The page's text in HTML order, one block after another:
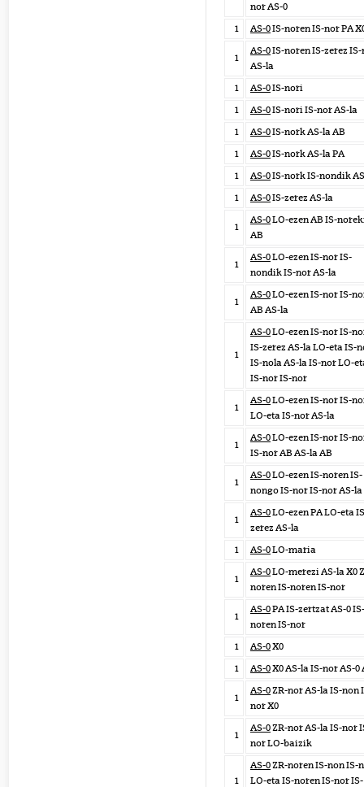
nor AS-0
1
AS-0IS-noren IS-nor PA
1
AS-0IS-noren IS-zerez
AS-la
1
AS-0IS-nori
1
AS-0IS-nori IS-nor AS-la
1
AS-0IS-nork AS-la AB
1
AS-0IS-nork AS-la PA
1
AS-0IS-nork IS-nondik
1
AS-0IS-zerez AS-la
1
AS-0LO-ezen AB IS-
AB
1
AS-0LO-ezen IS-nor IS-
nondik IS-nor AS-la
1
AS-0LO-ezen IS-nor IS-
AB AS-la
1
AS-0LO-ezen IS-nor IS-
IS-zerez AS-la LO-eta IS-
IS-nola AS-la IS-nor LO-
IS-nor IS-nor
1
AS-0LO-ezen IS-nor IS-
LO-eta IS-nor AS-la
1
AS-0LO-ezen IS-nor IS-
IS-nor AB AS-la AB
1
AS-0LO-ezen IS-noren IS-
nongo IS-nor IS-nor AS-la
1
AS-0LO-ezen PA LO-eta
zerez AS-la
1
AS-0LO-maria
1
AS-0LO-merezi AS-la X0
noren IS-noren IS-nor
1
AS-0PA IS-zertzat AS-0 IS-
noren IS-nor
1
AS-0X0
1
AS-0X0 AS-la IS-nor AS-0
1
AS-0ZR-nor AS-la IS-non
nor X0
1
AS-0ZR-nor AS-la IS-nor
nor LO-baizik
1
AS-0ZR-noren IS-non IS-
LO-eta IS-noren IS-nor IS-